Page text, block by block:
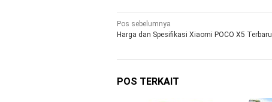
Navigasi
pos
Pos sebelumnya
Harga dan Spesifikasi Xiaomi POCO X5 Terbaru
POS TERKAIT